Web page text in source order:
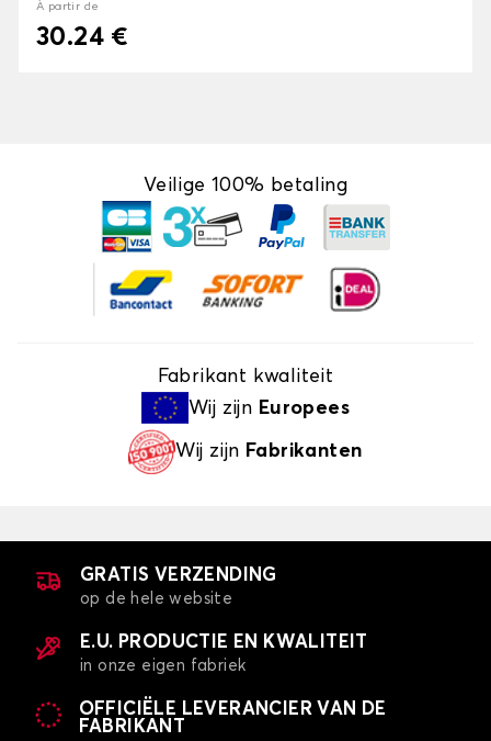
À partir de
30.24 €
Veilige 100% betaling
Fabrikant kwaliteit
Wij zijn Europees
Wij zijn Fabrikanten
GRATIS VERZENDING
op de hele website
E.U. PRODUCTIE EN KWALITEIT
in onze eigen fabriek
OFFICIËLE LEVERANCIER VAN DE
FABRIKANT